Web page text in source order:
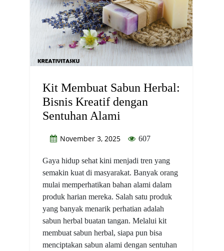
Kit Membuat Sabun Herbal:
Bisnis Kreatif dengan
Sentuhan Alami
November 3, 2025 607
Gaya hidup sehat kini menjadi tren yang
semakin kuat di masyarakat. Banyak orang
mulai memperhatikan bahan alami dalam
produk harian mereka. Salah satu produk
yang banyak menarik perhatian adalah
sabun herbal buatan tangan. Melalui kit
membuat sabun herbal, siapa pun bisa
menciptakan sabun alami dengan sentuhan